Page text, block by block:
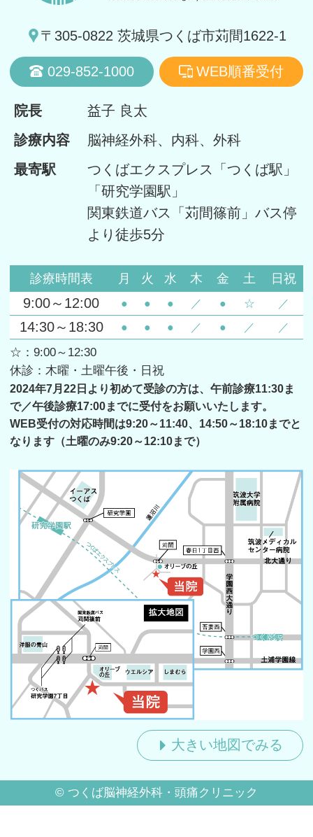
〒305-0822 茨城県つくば市苅間1622-1
029-852-1000 WEB順番受付
院長
益子 良太
診療内容
脳神経外科、内科、外科
最寄駅
つくばエクスプレス「つくば駅」
「研究学園駅」
関東鉄道バス「苅間篠前」バス停
より徒歩5分
☆：9:00～12:30
休診：木曜・土曜午後・日祝
診療時間表 月 火 水 木 金 土 日祝
9:00～12:00 ● ● ● ／ ● ☆ ／
14:30～18:30 ● ● ● ／ ● ／ ／
2024年7月22日より初めて受診の方は、午前診療11:30ま
で／午後診療17:00までに受付をお願いいたします。
WEB受付の対応時間は9:20～11:40、14:50～18:10までと
なります（土曜のみ9:20～12:10まで）
大きい地図でみる
© つくば脳神経外科・頭痛クリニック